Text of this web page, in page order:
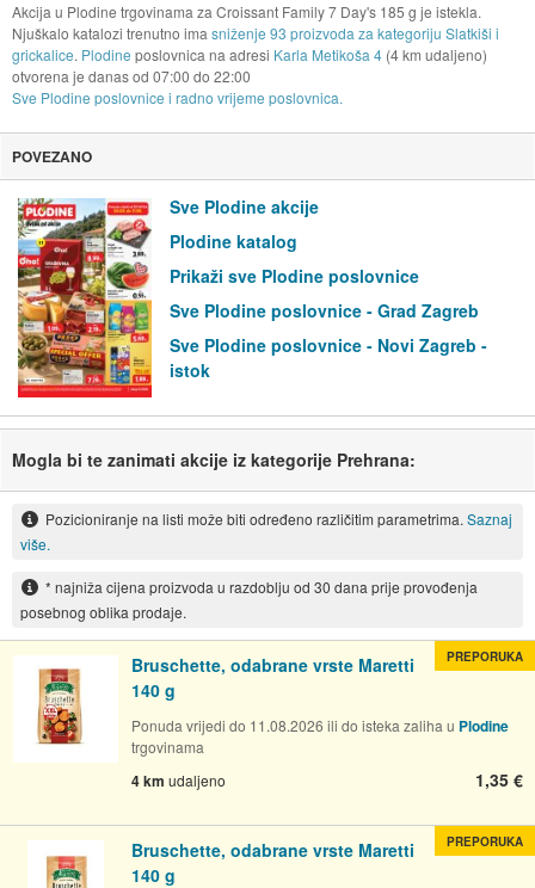
Akcija u Plodine trgovinama za Croissant Family 7 Day's 185 g je istekla.
Njuškalo katalozi trenutno ima sniženje 93 proizvoda za kategoriju Slatkiši i
grickalice. Plodine poslovnica na adresi Karla Metikoša 4(4 km udaljeno)
otvorena je danas od 07:00 do 22:00
Sve Plodine poslovnice i radno vrijeme poslovnica.
POVEZANO
Sve Plodine akcije
Plodine katalog
Prikaži sve Plodine poslovnice
Sve Plodine poslovnice - Grad Zagreb
Sve Plodine poslovnice - Novi Zagreb -
istok
Mogla bi te zanimati akcije iz kategorije Prehrana:
Pozicioniranje na listi može biti određeno različitim parametrima. Saznaj
više.
* najniža cijena proizvoda u razdoblju od 30 dana prije provođenja
posebnog oblika prodaje.
Bruschette, odabrane vrste Maretti
140 g
Ponuda vrijedi do 11.08.2026 ili do isteka zaliha u Plodine
trgovinama
4 km udaljeno 1,35 €
PREPORUKA
Bruschette, odabrane vrste Maretti
140 g
PREPORUKA